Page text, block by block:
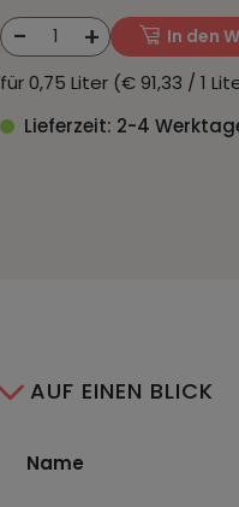
- 1 + In den
für 0,75 Liter (€ 91,33 / 1
Lieferzeit: 2-4
AUF EINEN BLICK
Name